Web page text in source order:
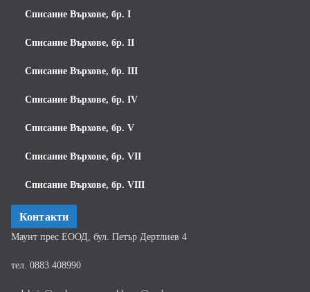
Списание Върхове, бр. I
Списание Върхове, бр. II
Списание Върхове, бр. III
Списание Върхове, бр. IV
Списание Върхове, бр. V
Списание Върхове, бр. VII
Списание Върхове, бр. VIII
Контакти
Маунт прес ЕООД, бул. Петър Дертлиев 4
тел. 0883 408990